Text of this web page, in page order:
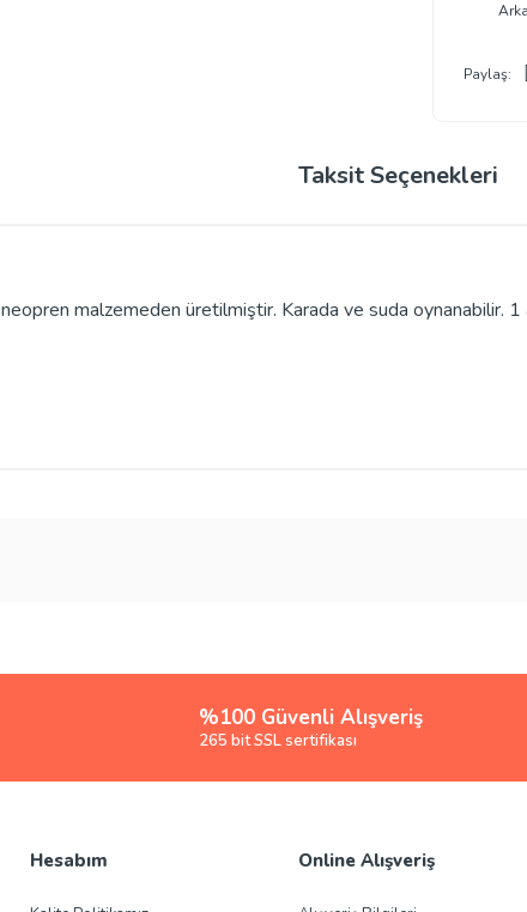
Paylaş:
Taksit Seçenekleri
malzemeden üretilmiştir. Karada ve suda oynanabilir.
%100 Güvenli Alışveriş
265 bit SSL sertifikası
Hesabım Online Alışveriş